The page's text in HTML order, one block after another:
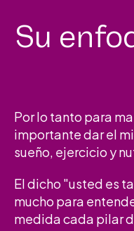
Su
Por lo tanto para
importante dar el
sueño, ejercicio y
El dicho "usted es
mucho para
medida cada pilar